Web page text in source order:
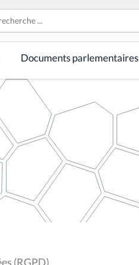
Documents parlementaires
(RGPD)